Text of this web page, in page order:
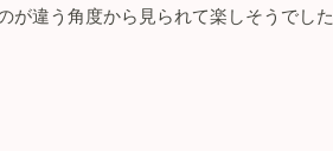
が違う角度から見られて楽しそうでした